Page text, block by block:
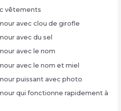
vêtements
avec clou de girofle
avec du sel
avec le nom
avec le nom et miel
puissant avec photo
qui fonctionne rapidement à